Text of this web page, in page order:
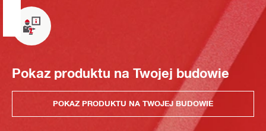
Pokaz produktu na Twojej budowie
POKAZ PRODUKTU NA TWOJEJ BUDOWIE